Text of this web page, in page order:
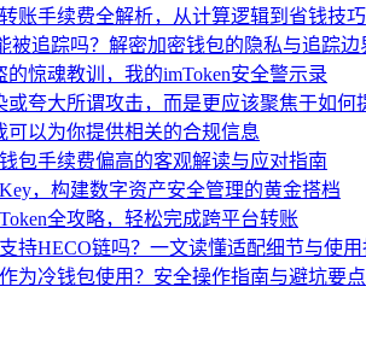
账手续费全解析，从计算逻辑到省钱技巧
被追踪吗？解密加密钱包的隐私与追踪边
的惊魂教训，我的imToken安全警示录
或夸大所谓攻击，而是更应该聚焦于如
可以为你提供相关的合规信息
包手续费偏高的客观解读与应对指南
，构建数字资产安全管理的黄金搭档
全攻略，轻松完成跨平台转账
持HECO链吗？一文读懂适配细节与使用
为冷钱包使用？安全操作指南与避坑要点